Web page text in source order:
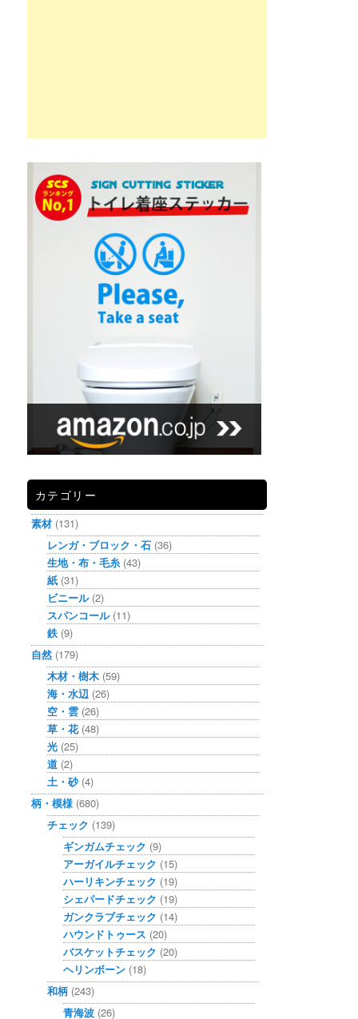
カテゴリー
素材 (131)
レンガ・ブロック・石 (36)
生地・布・毛糸(43)
紙 (31)
ビニール(2)
スパンコール(11)
鉄 (9)
自然 (179)
木材・樹木 (59)
海・水辺 (26)
空・雲 (26)
草・花(48)
光 (25)
道 (2)
土・砂(4)
柄・模様 (680)
チェック (139)
ギンガムチェック (9)
アーガイルチェック (15)
ハーリキンチェック (19)
シェパードチェック (19)
ガンクラブチェック (14)
ハウンドトゥース (20)
バスケットチェック (20)
ヘリンボーン (18)
和柄 (243)
青海波 (26)